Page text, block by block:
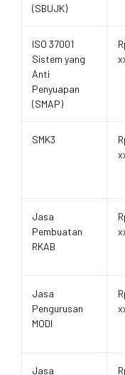
(SBUJK)
ISO 37001
Sistem yang
Anti
Penyuapan
(SMAP)
SMK3
Jasa
Pembuatan
RKAB
Jasa
Pengurusan
MODI
Jasa